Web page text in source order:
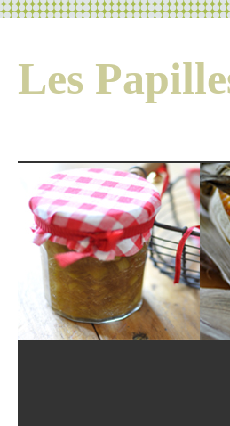
Les